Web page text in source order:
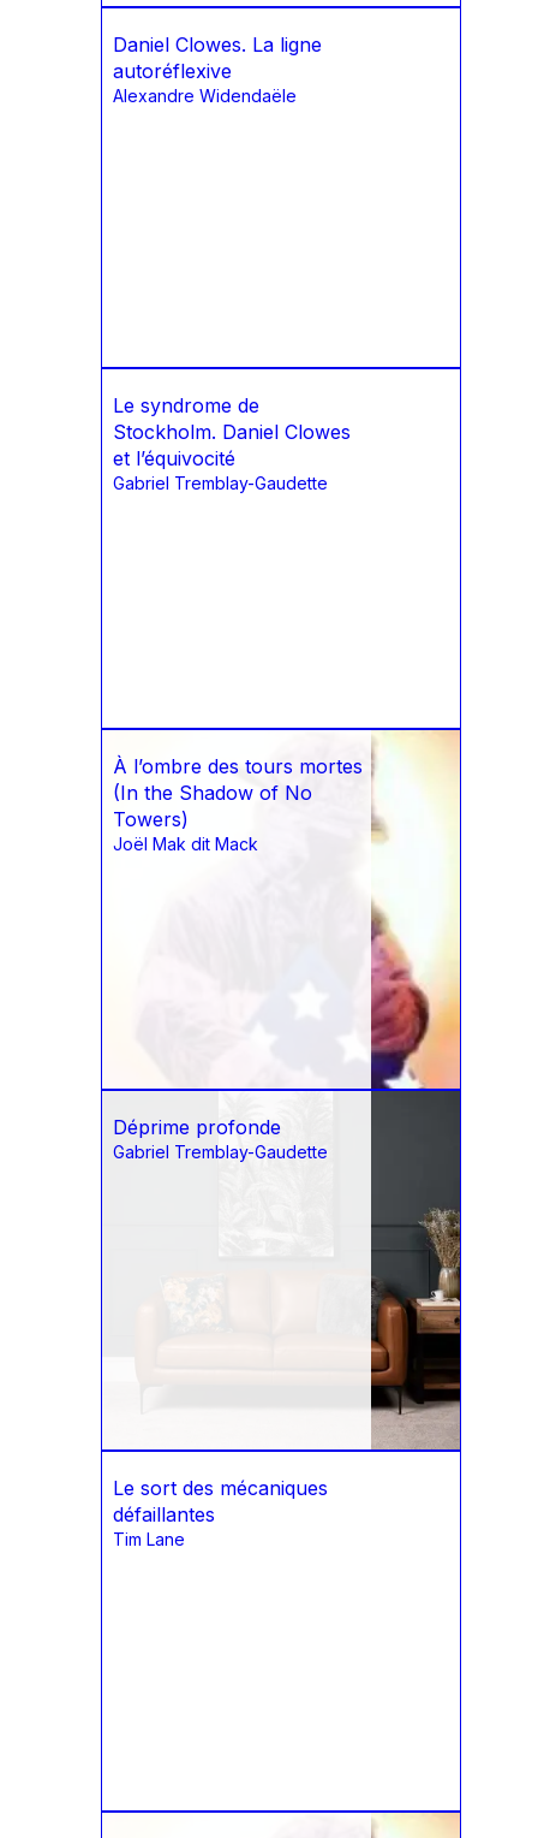
Daniel Clowes. La ligne
autoréflexive
Alexandre Widendaële
Le syndrome de
Stockholm. Daniel Clowes
et l’équivocité
Gabriel Tremblay-Gaudette
À l’ombre des tours mortes
(In the Shadow of No
Towers)
Joël Mak dit Mack
Déprime profonde
Gabriel Tremblay-Gaudette
Le sort des mécaniques
défaillantes
Tim Lane